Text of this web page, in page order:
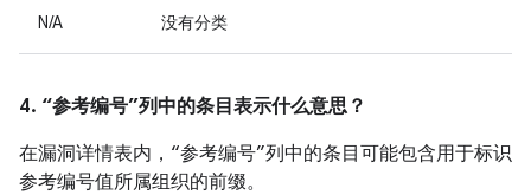
N/A 没有分类
4. “参考编号”列中的条目表示什么意思？
在漏洞详情表内，“参考编号”列中的条目可能包含用于标识
参考编号值所属组织的前缀。